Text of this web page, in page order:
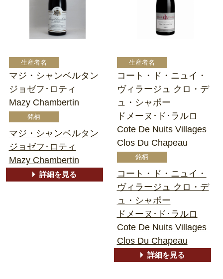
マジ・シャンベルタン
ジョゼフ･ロティ
Mazy Chambertin
マジ・シャンベルタン
ジョゼフ･ロティ
Mazy Chambertin
詳細を見る
コート・ド・ニュイ・
ヴィラージュ クロ・デ
ュ・シャポー
ドメーヌ･ド･ラルロ
Cote De Nuits Villages
Clos Du Chapeau
コート・ド・ニュイ・
ヴィラージュ クロ・デ
ュ・シャポー
ドメーヌ･ド･ラルロ
Cote De Nuits Villages
Clos Du Chapeau
詳細を見る